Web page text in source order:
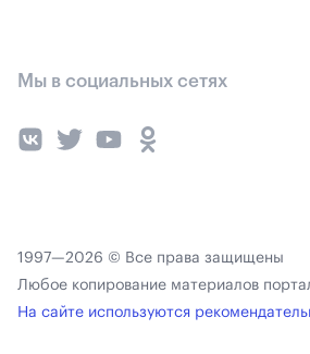
Мы в социальных сетях
1997—2026 © Все права защищены
Любое копирование материалов
На сайте используются